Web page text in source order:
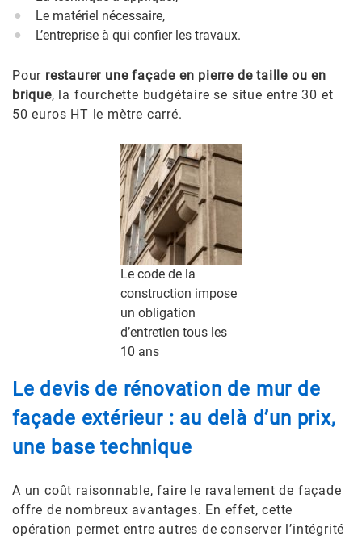
Le matériel nécessaire,
L’entreprise à qui confier les travaux.
Pour restaurer une façade en pierre de taille ou en
brique, la fourchette budgétaire se situe entre 30 et
50 euros HT le mètre carré.
Le code de la
construction impose
un obligation
d’entretien tous les
10 ans
Le devis de rénovation de mur de
façade extérieur : au delà d’un prix,
une base technique
A un coût raisonnable, faire le ravalement de façade
offre de nombreux avantages. En effet, cette
opération permet entre autres de conserver l’intégrité